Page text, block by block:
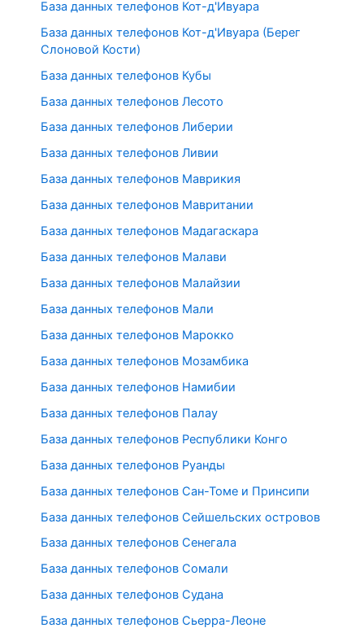
База данных телефонов Кот-д'Ивуара
База данных телефонов Кот-д'Ивуара (Берег
Слоновой Кости)
База данных телефонов Кубы
База данных телефонов Лесото
База данных телефонов Либерии
База данных телефонов Ливии
База данных телефонов Маврикия
База данных телефонов Мавритании
База данных телефонов Мадагаскара
База данных телефонов Малави
База данных телефонов Малайзии
База данных телефонов Мали
База данных телефонов Марокко
База данных телефонов Мозамбика
База данных телефонов Намибии
База данных телефонов Палау
База данных телефонов Республики Конго
База данных телефонов Руанды
База данных телефонов Сан-Томе и Принсипи
База данных телефонов Сейшельских островов
База данных телефонов Сенегала
База данных телефонов Сомали
База данных телефонов Судана
База данных телефонов Сьерра-Леоне